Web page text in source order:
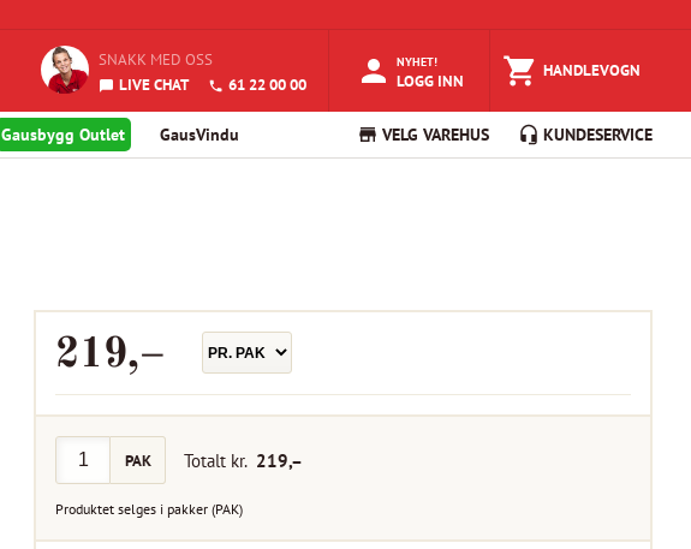
SNAKK MED OSS
LIVE CHAT
61 22 00 00
NYHET!
LOGG INN HANDLEVOGN
Gausbygg Outlet GausVindu VELG VAREHUS KUNDESERVICE
219,–
PAK Totalt kr. 219,–
Produktet selges i pakker (PAK)